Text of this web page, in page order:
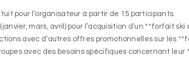
pour l’organisateur à partir de 15 participants.
mars, avril) pour l’acquisition d’un **forfait ski
avec d’autres offres promotionnelles sur les
avec des besoins spécifiques concernant leur